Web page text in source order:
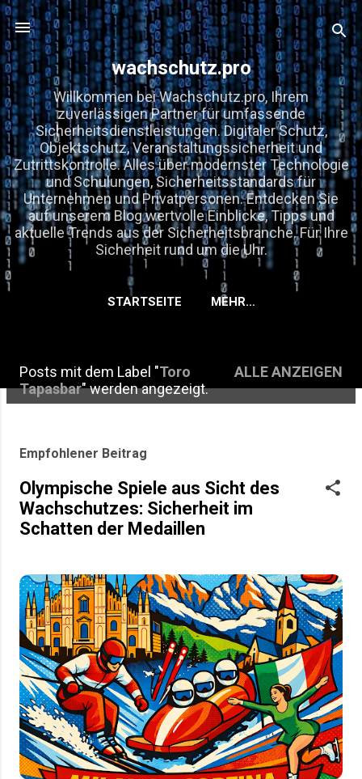
Direkt zum Hauptbereich
wachschutz.pro
Willkommen bei Wachschutz.pro, Ihrem
zuverlässigen Partner für umfassende
Sicherheitsdienstleistungen. Digitaler Schutz,
Objektschutz, Veranstaltungssicherheit und
Zutrittskontrolle. Alles über modernster Technologie
und Schulungen, Sicherheitsstandards für
Unternehmen und Privatpersonen. Entdecken Sie
auf unserem Blog wertvolle Einblicke, Tipps und
aktuelle Trends aus der Sicherheitsbranche. Für Ihre
Sicherheit rund um die Uhr.
STARTSEITE MEHR…
P
Posts mit dem Label "Toro
Tapasbar" werden angezeigt.
ALLE ANZEIGEN
Empfohlener Beitrag
Olympische Spiele aus Sicht des
Wachschutzes: Sicherheit im
Schatten der Medaillen